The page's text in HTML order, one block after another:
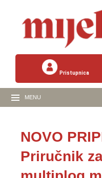
Pristupnica
MENU
NOVO
Priručnik